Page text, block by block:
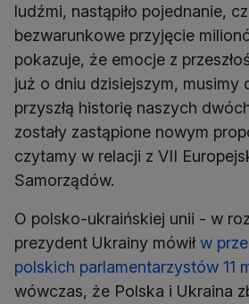
ludźmi, nastąpiło pojednanie,
bezwarunkowe przyjęcie
pokazuje, że emocje z
już o dniu dzisiejszym, musimy
przyszłą historię naszych
zostały zastąpione nowym
czytamy w relacji z VII
Samorządów.
O polsko-ukraińskiej unii - w
prezydent Ukrainy mówiłw
polskich parlamentarzystów 11
wówczas, że Polska i Ukraina